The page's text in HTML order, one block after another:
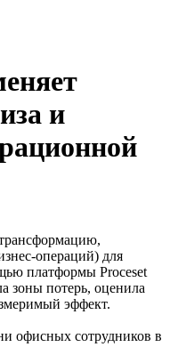
и
операций) для
платформы Proceset
зоны потерь, оценила
эффект.
офисных сотрудников в